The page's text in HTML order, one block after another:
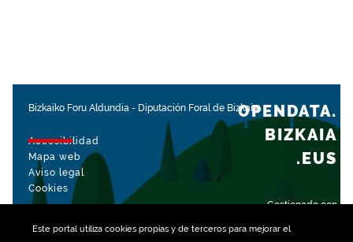
Este portal utiliza cookiespropias y de terceros para mejorar el
Bizkaiko Foru Aldundia - Diputación Foral de Bizkaia
Accesibilidad
Mapa web
Aviso legal
Cookies
Gestionado con
OPENDATA.
BIZKAIA
.EUS